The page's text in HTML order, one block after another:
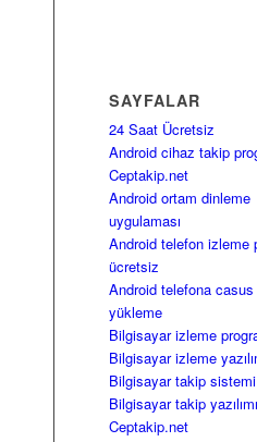
SAYFALAR
24 Saat Ücretsiz
Android cihaz takip
Ceptakip.net
Android ortam dinleme
uygulaması
Android telefon izleme
ücretsiz
Android telefona casus
yükleme
Bilgisayar izleme
Bilgisayar izleme
Bilgisayar takip sistemi
Bilgisayar takip
Ceptakip.net